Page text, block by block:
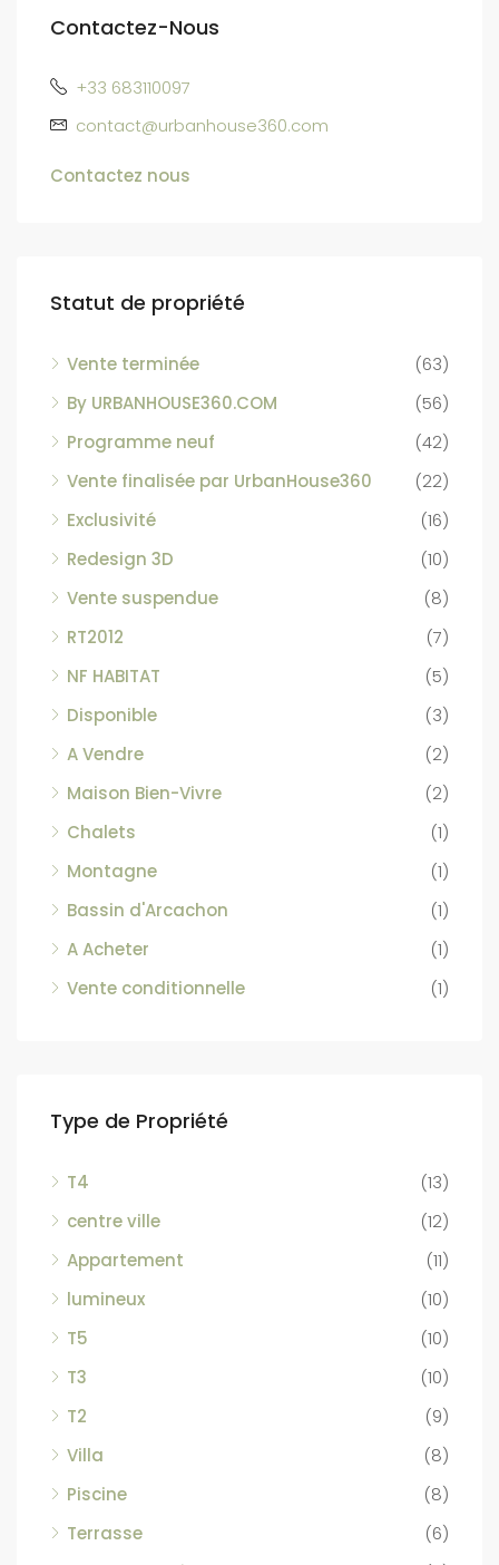
Contactez-Nous
+33 683110097
contact@urbanhouse360.com
Contactez nous
Statut de propriété
Vente terminée
(63)
By URBANHOUSE360.COM
(56)
Programme neuf
(42)
Vente finalisée par UrbanHouse360
(22)
Exclusivité
(16)
Redesign 3D
(10)
Vente suspendue
(8)
RT2012
(7)
NF HABITAT
(5)
Disponible
(3)
A Vendre
(2)
Maison Bien-Vivre
(2)
Chalets
(1)
Montagne
(1)
Bassin d'Arcachon
(1)
A Acheter
(1)
Vente conditionnelle
(1)
Type de Propriété
T4
(13)
centre ville
(12)
Appartement
(11)
lumineux
(10)
T5
(10)
T3
(10)
T2
(9)
Villa
(8)
Piscine
(8)
Terrasse
(6)